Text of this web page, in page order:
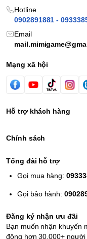
2 thẻ bài full-art đặc
65 bọc bài mang hình
45 thẻ Energy TCG.
Sách hướng dẫn
Các phụ kiện hỗ trợ
tung đồng xu hợp
nhựa.
Thẻ mã để sử dụng
Hotline
0902891881 -
Email
Mạng xã hội
Hỗ trợ khách hàng
Chính sách
Tổng đài hỗ trợ
Gọi mua hàng:
Gọi bảo hành:
Đăng ký nhận ưu đãi
Bạn muốn nhận khuyến
động hơn 30.000+